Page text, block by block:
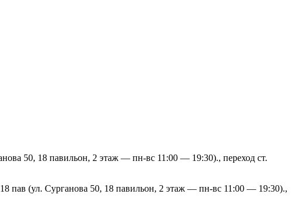
50, 18 павильон, 2 этаж — пн-вс 11:00 — 19:30)., переход ст.
(ул. Сурганова 50, 18 павильон, 2 этаж — пн-вс 11:00 — 19:30).,